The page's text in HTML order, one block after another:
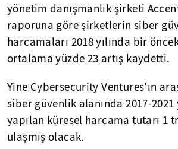
yönetim danışmanlık şirketi
raporuna göre şirketlerin siber
harcamaları 2018 yılında bir
ortalama yüzde 23 artış kaydetti.
Yine Cybersecurity Ventures'ın
siber güvenlik alanında 2017-2021
yapılan küresel harcama tutarı 1
ulaşmış olacak.